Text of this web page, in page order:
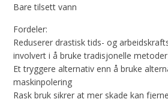
Bare tilsett vann
Fordeler:
Reduserer drastisk tids- og
involvert i å bruke tradisjonelle metoder
Et tryggere alternativ enn å bruke
maskinpolering
Rask bruk sikrer at mer skade kan